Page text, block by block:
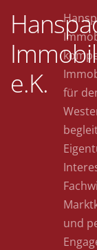
e.K.
für
und